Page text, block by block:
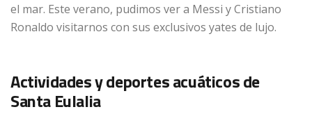
el mar. Este verano, pudimos ver a Messi y Cristiano
Ronaldo visitarnos con sus exclusivos yates de lujo.
Actividades y deportes acuáticos de
Santa Eulalia